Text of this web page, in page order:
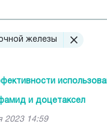
железы
и доцетаксел
2023 14:59